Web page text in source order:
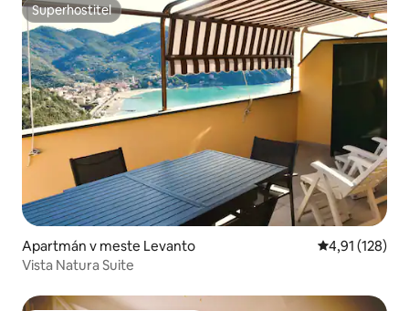
Superhostiteľ
Superhostiteľ
Apartmán v meste Levanto Priemerné
4,91 (128)
Vista Natura Suite